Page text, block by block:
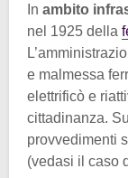
In ambito
nel 1925 della
e malmessa
elettrificò e
cittadinanza.
provvedimenti
(vedasi il caso